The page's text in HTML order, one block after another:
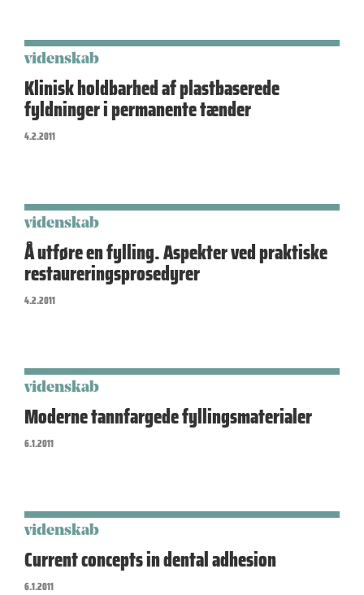
videnskab
Klinisk holdbarhed af plastbaserede
fyldninger i permanente tænder
4.2.2011
videnskab
Å utføre en fylling. Aspekter ved praktiske
restaureringsprosedyrer
4.2.2011
videnskab
Moderne tannfargede fyllingsmaterialer
6.1.2011
videnskab
Current concepts in dental adhesion
6.1.2011